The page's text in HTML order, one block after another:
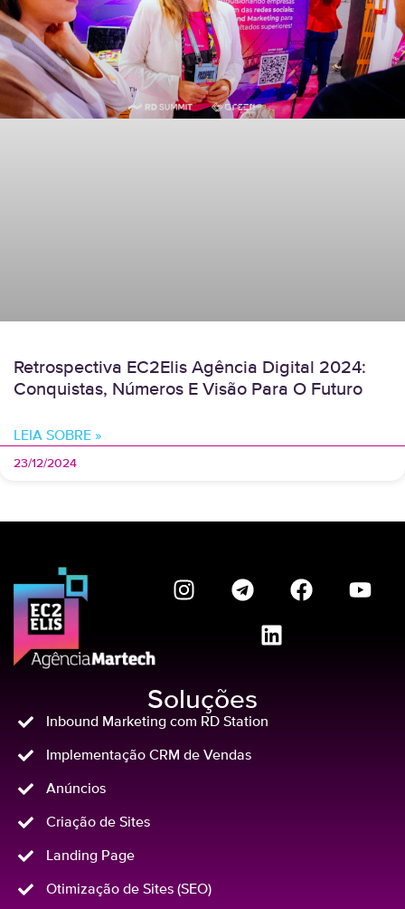
Retrospectiva EC2Elis Agência Digital 2024:
Conquistas, Números E Visão Para O Futuro
LEIA SOBRE »
23/12/2024
Soluções
Inbound Marketing com RD Station
Implementação CRM de Vendas
Anúncios
Criação de Sites
Landing Page
Otimização de Sites (SEO)